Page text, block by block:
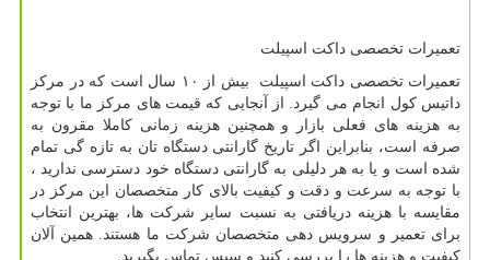
تعمیرات تخصصی داکت اسپیلت
تعمیرات تخصصی داکت اسپیلت بیش از ۱۰ سال است که در مرکز
داتیس کول انجام می گیرد. از آنجایی که قیمت های مرکز ما با توجه
به هزینه های فعلی بازار و همچنین هزینه زمانی کاملا مقرون به
صرفه است، بنابراین اگر تاریخ گارانتی دستگاه تان به تازه گی تمام
شده است و یا به هر دلیلی به گارانتی دستگاه خود دسترسی ندارید ،
با توجه به سرعت و دقت و کیفیت بالای کار متخصصان این مرکز در
مقایسه با هزینه دریافتی به نسبت سایر شرکت ها، بهترین انتخاب
برای تعمیر و سرویس دهی متخصصان شرکت ما هستند. همین آلان
کیفیت و هزینه ها را بررسی کنید و سپس تماس بگیرید.